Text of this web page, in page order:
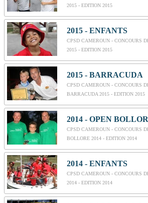
2015 - EDITION 2015
2015 - ENFANTS
CPSD CAMEROUN - CONCOURS
2015 - EDITION 2015
2015 - BARRACUDA
CPSD CAMEROUN - CONCOURS
BARRACUDA 2015 - EDITION 2015
2014 - OPEN
CPSD CAMEROUN - CONCOURS
BOLLORE 2014 - EDITION 2014
2014 - ENFANTS
CPSD CAMEROUN - CONCOURS
2014 - EDITION 2014